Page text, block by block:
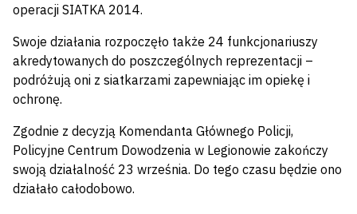
operacji SIATKA 2014.
Swoje działania rozpoczęło także 24 funkcjonariuszy
akredytowanych do poszczególnych reprezentacji –
podróżują oni z siatkarzami zapewniając im opiekę i
ochronę.
Zgodnie z decyzją Komendanta Głównego Policji,
Policyjne Centrum Dowodzenia w Legionowie zakończy
swoją działalność 23 września. Do tego czasu będzie ono
działało całodobowo.